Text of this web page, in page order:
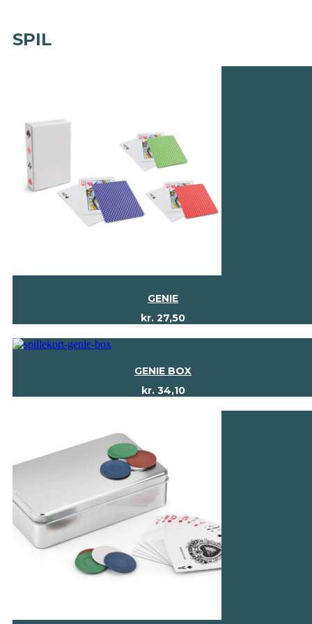
SPIL
GENIE
kr. 27,50
GENIE BOX
kr.34,10